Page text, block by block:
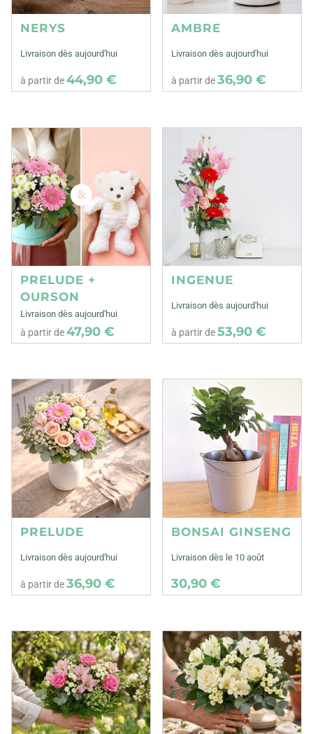
NERYS
Livraison dès aujourd'hui
à partir de44,90 €
AMBRE
Livraison dès aujourd'hui
à partir de36,90 €
PRELUDE +
OURSON
Livraison dès aujourd'hui
à partir de47,90 €
INGENUE
Livraison dès aujourd'hui
à partir de53,90 €
PRELUDE
Livraison dès aujourd'hui
à partir de36,90 €
BONSAI GINSENG
Livraison dès le 10 août
30,90 €